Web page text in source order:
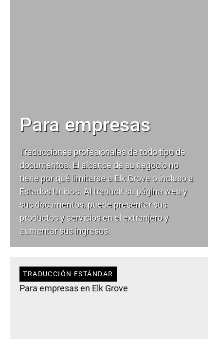
Para empresas
Traducciones profesionales de todo tipo de
documentos. El alcance de su negocio no
tiene por qué limitarse a Elk Grove o incluso a
Estados Unidos. Al traducir su página web y
sus documentos, puede presentar sus
productos y servicios en el extranjero y
aumentar sus ingresos.
TRADUCCIÓN ESTÁNDAR
Para empresas en Elk Grove